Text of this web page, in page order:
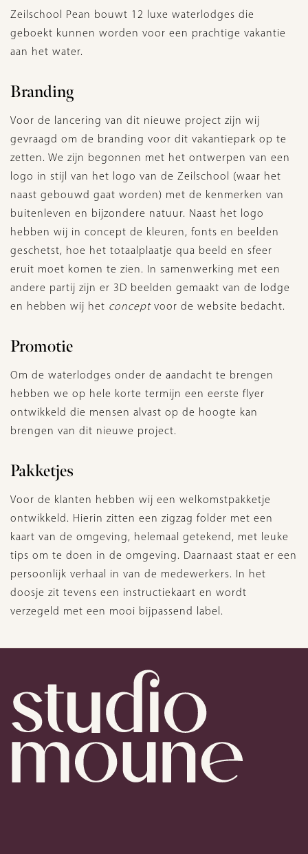
Zeilschool Pean bouwt 12 luxe waterlodges die
geboekt kunnen worden voor een prachtige vakantie
aan het water.
Branding
Voor de lancering van dit nieuwe project zijn wij
gevraagd om de branding voor dit vakantiepark op te
zetten. We zijn begonnen met het ontwerpen van een
logo in stijl van het logo van de Zeilschool (waar het
naast gebouwd gaat worden) met de kenmerken van
buitenleven en bijzondere natuur. Naast het logo
hebben wij in concept de kleuren, fonts en beelden
geschetst, hoe het totaalplaatje qua beeld en sfeer
eruit moet komen te zien. In samenwerking met een
andere partij zijn er 3D beelden gemaakt van de lodge
en hebben wij het concept voor de website bedacht.
Promotie
Om de waterlodges onder de aandacht te brengen
hebben we op hele korte termijn een eerste flyer
ontwikkeld die mensen alvast op de hoogte kan
brengen van dit nieuwe project.
Pakketjes
Voor de klanten hebben wij een welkomstpakketje
ontwikkeld. Hierin zitten een zigzag folder met een
kaart van de omgeving, helemaal getekend, met leuke
tips om te doen in de omgeving. Daarnaast staat er een
persoonlijk verhaal in van de medewerkers. In het
doosje zit tevens een instructiekaart en wordt
verzegeld met een mooi bijpassend label.